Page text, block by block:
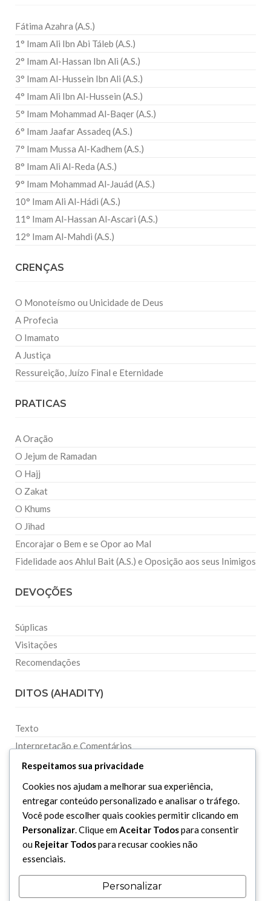
Fátima Azahra (A.S.)
1° Imam Ali Ibn Abi Táleb (A.S.)
2° Imam Al-Hassan Ibn Ali (A.S.)
3° Imam Al-Hussein Ibn Ali (A.S.)
4° Imam Ali Ibn Al-Hussein (A.S.)
5° Imam Mohammad Al-Baqer (A.S.)
6° Imam Jaafar Assadeq (A.S.)
7° Imam Mussa Al-Kadhem (A.S.)
8° Imam Ali Al-Reda (A.S.)
9° Imam Mohammad Al-Jauád (A.S.)
10° Imam Ali Al-Hádi (A.S.)
11° Imam Al-Hassan Al-Ascari (A.S.)
12° Imam Al-Mahdi (A.S.)
CRENÇAS
O Monoteísmo ou Unicidade de Deus
A Profecia
O Imamato
A Justiça
Ressureição, Juízo Final e Eternidade
PRATICAS
A Oração
O Jejum de Ramadan
O Hajj
O Zakat
O Khums
O Jihad
Encorajar o Bem e se Opor ao Mal
Fidelidade aos Ahlul Bait (A.S.) e Oposição aos seus Inimigos
DEVOÇÕES
Súplicas
Visitações
Recomendações
DITOS (AHADITY)
Texto
Interpretação e Comentários
História Islâmica
Personalidades
Política
Economia
ESPIRITUALIDADE E SOCIEDADE
Respeitamos sua privacidade
Cookies nos ajudam a melhorar sua experiência,
entregar conteúdo personalizado e analisar o tráfego.
Você pode escolher quais cookies permitir clicando em
Personalizar. Clique emAceitar Todospara consentir
ou Rejeitar Todospara recusar cookies não
essenciais.
Personalizar